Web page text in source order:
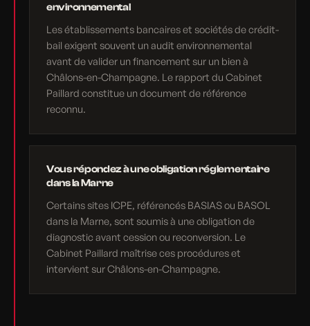
environnemental
Les établissements bancaires et sociétés de crédit-
bail exigent souvent un audit environnemental
avant de valider un financement sur un bien à
Châlons-en-Champagne. Le rapport du Cabinet
Paillard constitue un document de référence
reconnu.
Vous répondez à une obligation réglementaire
dans la Marne
Certains sites ICPE, référencés BASIAS ou BASOL
dans la Marne, sont soumis à une obligation de
diagnostic avant cession ou reconversion. Le
Cabinet Paillard maîtrise ces procédures et
intervient sur Châlons-en-Champagne.